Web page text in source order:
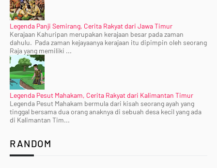
Legenda Panji Semirang, Cerita Rakyat dari Jawa Timur
Kerajaan Kahuripan merupakan kerajaan besar pada zaman
dahulu. Pada zaman kejayaanya kerajaan itu dipimpin oleh seorang
Raja yang memiliki ...
Legenda Pesut Mahakam, Cerita Rakyat dari Kalimantan Timur
Legenda Pesut Mahakam bermula dari kisah seorang ayah yang
tinggal bersama dua orang anaknya di sebuah desa kecil yang ada
di Kalimantan Tim...
RANDOM